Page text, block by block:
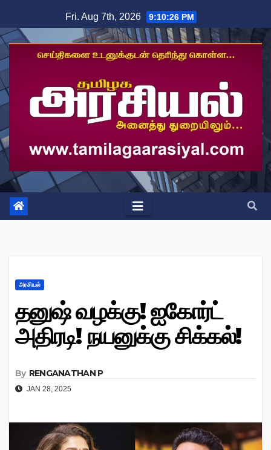
to
content
Fri. Aug 7th, 2026 9:10:27 PM
அரசியல்
தனுஷ் வழக்கு! ஐகோர்ட்
அதிரடி! நயனுக்கு சிக்கல்!
By RENGANATHAN P
JAN 28, 2025